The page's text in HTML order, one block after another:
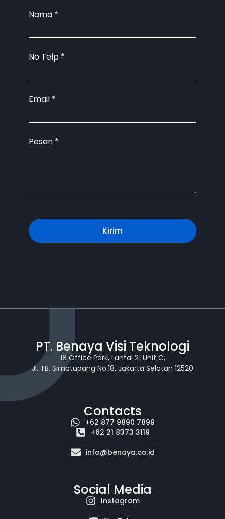
Nama *
No Telp *
Email *
Pesan *
Kirim
PT. Benaya Visi Teknologi
18 Office Park, Lantai 21 Unit C,
Jl. TB. Simatupang No.18, Jakarta Selatan 12520
Contacts
+62 877 9890 7899
+62 21 8373 3119
info@benaya.co.id
Social Media
Instagram